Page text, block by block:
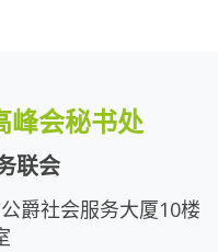
峰会秘书处
联会
爵社会服务大厦10楼